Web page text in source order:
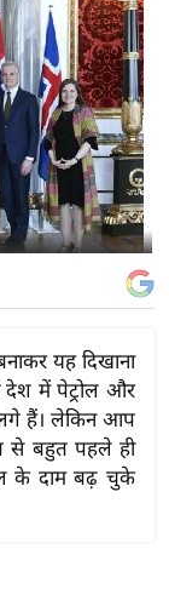
यह दिखाना
देश में पेट्रोल और
हैं। लेकिन आप
से बहुत पहले ही
के दाम बढ़ चुके